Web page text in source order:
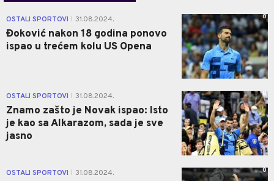
OSTALI SPORTOVI 31.08.2024.
Đoković nakon 18 godina ponovo
ispao u trećem kolu US Opena
0
OSTALI SPORTOVI 31.08.2024.
Znamo zašto je Novak ispao: Isto
je kao sa Alkarazom, sada je sve
jasno
0
OSTALI SPORTOVI 31.08.2024. 0